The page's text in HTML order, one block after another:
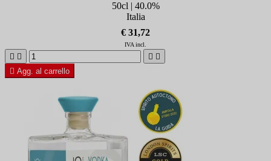
50cl | 40.0%
Italia
€ 31,72
IVA incl.
   
 Agg. al carrello